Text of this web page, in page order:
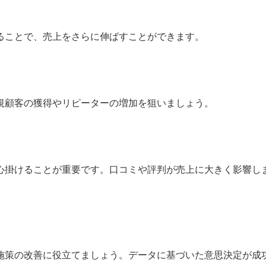
とで、売上をさらに伸ばすことができます。
客の獲得やリピーターの増加を狙いましょう。
けることが重要です。口コミや評判が売上に大きく影響し
の改善に役立てましょう。データに基づいた意思決定が成